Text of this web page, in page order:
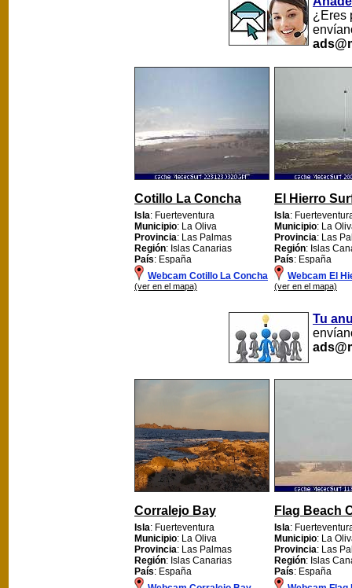
¿Eres
Cotillo La Concha
Isla: Fuerteventura
Municipio: La Oliva
Provincia: Las Palmas
Región: Islas Canarias
País: España
Webcam Cotillo La Concha
(ver en el mapa)
El Hierro
Isla:
Municipio: La
Provincia: Las
Región: Islas
País: España
Webcam El
(ver en el mapa)
Tu
Corralejo Bay
Isla: Fuerteventura
Municipio: La Oliva
Provincia: Las Palmas
Región: Islas Canarias
País: España
Flag Beach
Isla:
Municipio: La
Provincia: Las
Región: Islas
País: España